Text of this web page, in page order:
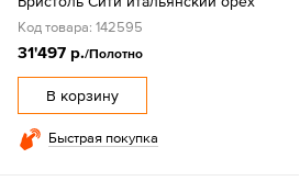
Код товара: 142595
31'497 р./Полотно
В корзину
Быстрая покупка